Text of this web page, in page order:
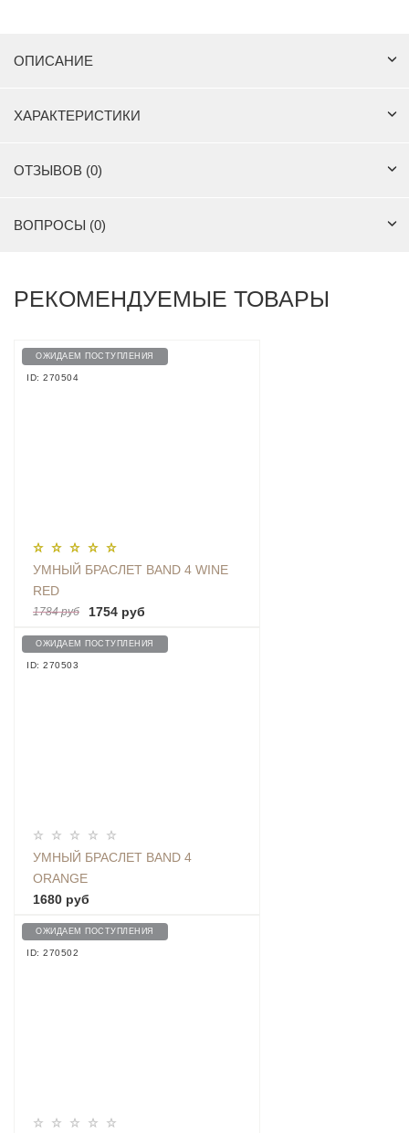
ОПИСАНИЕ
ХАРАКТЕРИСТИКИ
ОТЗЫВОВ (0)
ВОПРОСЫ (0)
РЕКОМЕНДУЕМЫЕ ТОВАРЫ
ОЖИДАЕМ ПОСТУПЛЕНИЯ
ID: 270504
УМНЫЙ БРАСЛЕТ BAND 4 WINE
RED
1784 руб 1754 руб
ОЖИДАЕМ ПОСТУПЛЕНИЯ
ID: 270503
УМНЫЙ БРАСЛЕТ BAND 4
ORANGE
1680 руб
ОЖИДАЕМ ПОСТУПЛЕНИЯ
ID: 270502